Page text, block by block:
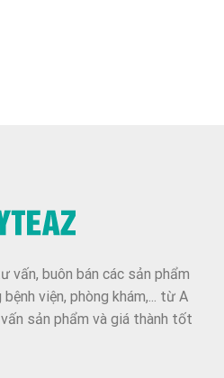
vấn, buôn bán các sản phẩm
viện, phòng khám,... từ A
sản phẩm và giá thành tốt